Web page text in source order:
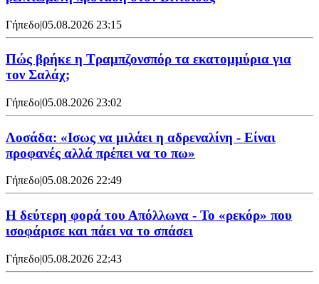
Γήπεδο|05.08.2026 23:15
Πώς βρήκε η Τραμπζονσπόρ τα εκατομμύρια για
τον Σαλάχ;
Γήπεδο|05.08.2026 23:02
Λοσάδα: «Ισως να μιλάει η αδρεναλίνη - Είναι
προφανές αλλά πρέπει να το πω»
Γήπεδο|05.08.2026 22:49
Η δεύτερη φορά του Απόλλωνα - Το «ρεκόρ» που
ισοφάρισε και πάει να το σπάσει
Γήπεδο|05.08.2026 22:43